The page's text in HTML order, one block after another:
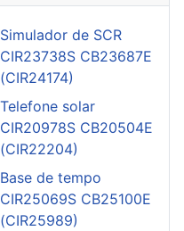
Simulador de SCR
CIR23738S CB23687E
(CIR24174)
Telefone solar
CIR20978S CB20504E
(CIR22204)
Base de tempo
CIR25069S CB25100E
(CIR25989)